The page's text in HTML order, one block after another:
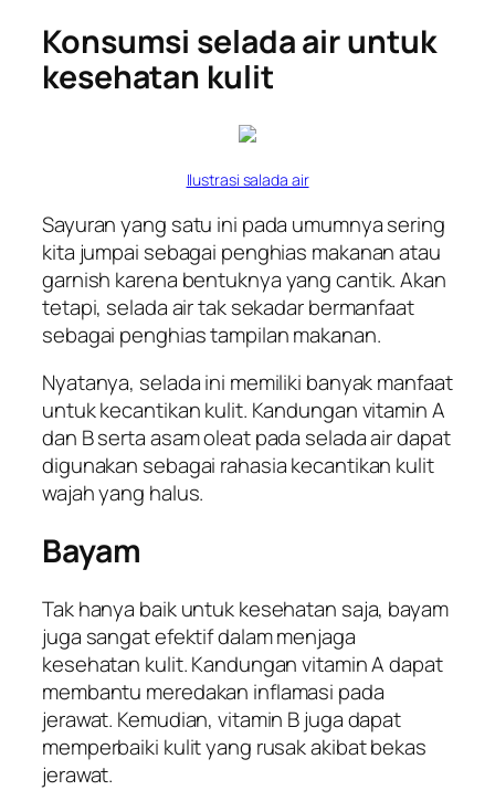
Konsumsi selada air untuk
kesehatan kulit
Ilustrasi salada air
Sayuran yang satu ini pada umumnya sering
kita jumpai sebagai penghias makanan atau
garnish karena bentuknya yang cantik. Akan
tetapi, selada air tak sekadar bermanfaat
sebagai penghias tampilan makanan.
Nyatanya, selada ini memiliki banyak manfaat
untuk kecantikan kulit. Kandungan vitamin A
dan B serta asam oleat pada selada air dapat
digunakan sebagai rahasia kecantikan kulit
wajah yang halus.
Bayam
Tak hanya baik untuk kesehatan saja, bayam
juga sangat efektif dalam menjaga
kesehatan kulit. Kandungan vitamin A dapat
membantu meredakan inflamasi pada
jerawat. Kemudian, vitamin B juga dapat
memperbaiki kulit yang rusak akibat bekas
jerawat.